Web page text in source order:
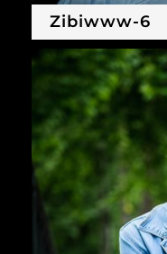
Zibiwww-6